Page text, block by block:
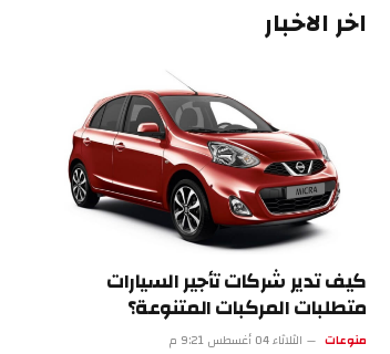
اخر الاخبار
كيف تدير شركات تأجير السيارات
متطلبات المركبات المتنوعة؟
منوعات الثلاثاء 04 أغسطس 9:21 م